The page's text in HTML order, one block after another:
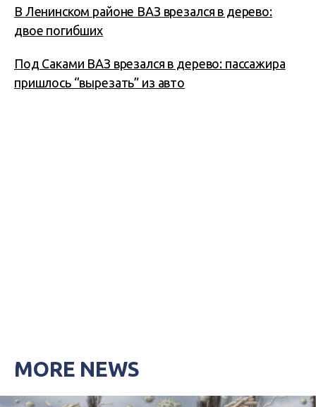
В Ленинском районе ВАЗ врезался в дерево:
двое погибших
Под Саками ВАЗ врезался в дерево: пассажира
пришлось “вырезать” из авто
MORE NEWS